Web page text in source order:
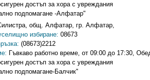
достъп за хора с увреждания
подпомагане -Алфатар"
общ. Алфатар, гр. Алфатар,
избиране: 08673
(08673)2212
Гъвкаво работно време, от 09:00 до 17:30,
достъп за хора с увреждания
подпомагане-Балчик"